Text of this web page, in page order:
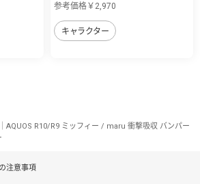
参考価格￥2,970
キャラクター
｜AQUOS R10/R9 ミッフィー / maru 衝撃吸収 バンパー
注意事項